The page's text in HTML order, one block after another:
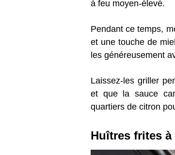
à feu moyen-élevé.
Pendant ce temps,
et une touche de
les généreusement
Laissez-les griller
et que la sauce
quartiers de citron
Huîtres frites